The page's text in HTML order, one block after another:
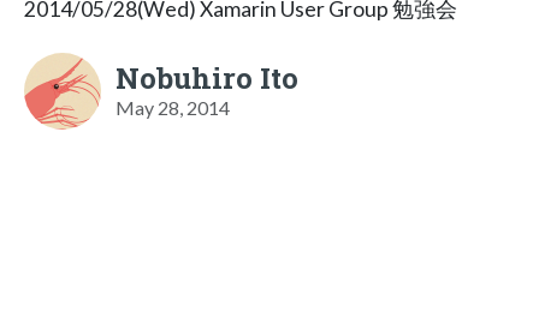
2014/05/28(Wed) Xamarin User Group 勉強会
Nobuhiro Ito
May 28, 2014